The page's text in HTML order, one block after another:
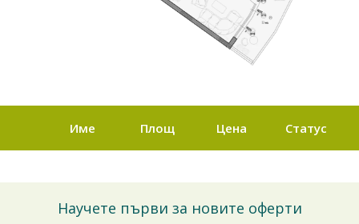
Име Площ Цена Статус
Научете първи за новите оферти